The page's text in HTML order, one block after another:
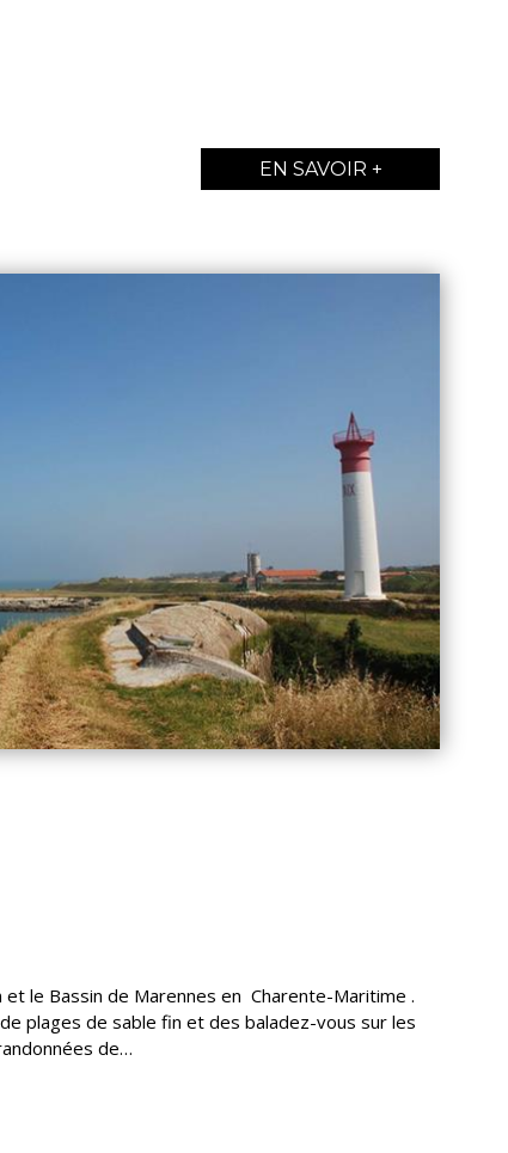
EN SAVOIR +
et le Bassin de Marennes en Charente-Maritime .
plages de sable fin et des baladez-vous sur les
de…